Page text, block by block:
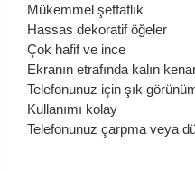
Mükemmel şeffaflık
Hassas dekoratif öğeler
Çok hafif ve ince
Ekranın etrafında kalın
Telefonunuz için şık
Kullanımı kolay
Telefonunuz çarpma veya